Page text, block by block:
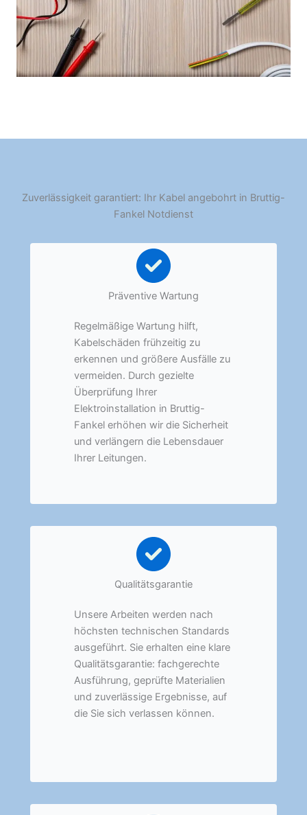
Zuverlässigkeit garantiert: Ihr Kabel angebohrt in Bruttig-
Fankel Notdienst
Präventive Wartung
Regelmäßige Wartung hilft,
Kabelschäden frühzeitig zu
erkennen und größere Ausfälle zu
vermeiden. Durch gezielte
Überprüfung Ihrer
Elektroinstallation in Bruttig-
Fankel erhöhen wir die Sicherheit
und verlängern die Lebensdauer
Ihrer Leitungen.
Qualitätsgarantie
Unsere Arbeiten werden nach
höchsten technischen Standards
ausgeführt. Sie erhalten eine klare
Qualitätsgarantie: fachgerechte
Ausführung, geprüfte Materialien
und zuverlässige Ergebnisse, auf
die Sie sich verlassen können.